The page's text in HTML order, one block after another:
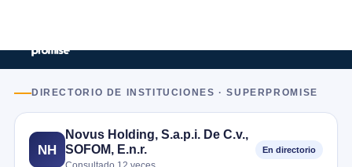
DIRECTORIO DE INSTITUCIONES · SUPERPROMISE
NH
Novus Holding, S.a.p.i. De C.v.,
SOFOM, E.n.r.
En directorio